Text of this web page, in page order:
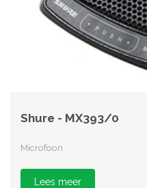
Shure - MX393/0
Microfoon
Lees meer